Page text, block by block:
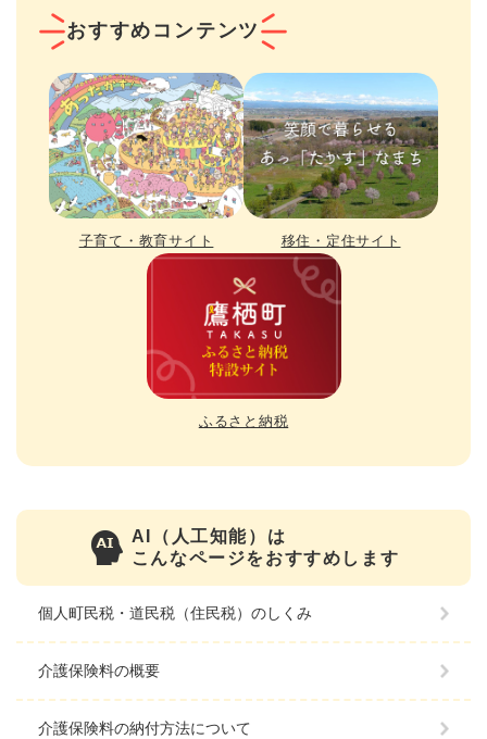
おすすめコンテンツ
子育て・教育サイト 移住・定住サイト
ふるさと納税
AI（人工知能）は
こんなページをおすすめします
個人町民税・道民税（住民税）のしくみ
介護保険料の概要
介護保険料の納付方法について